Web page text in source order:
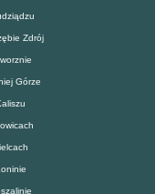
Zdrój
Górze